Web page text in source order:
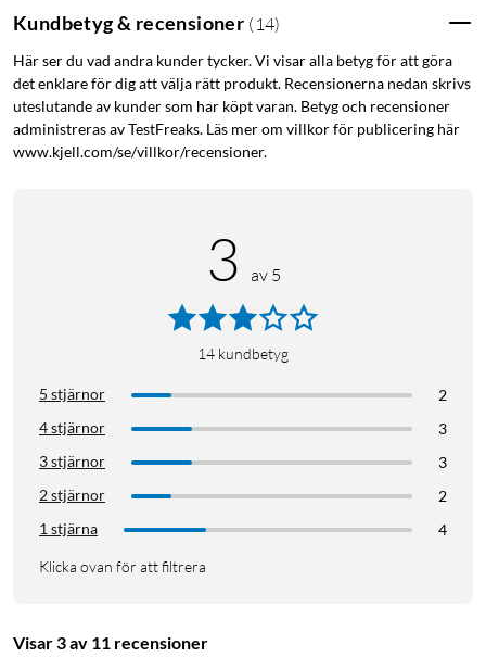
Laddbar sändare och mottagare
Lång driftstid på upp till 5 timmar efter två timmars
laddning
På/av-knapp, klämma och vindskydd
Större frihet utan sladd
upp till 10 meter ifrån varandra vilket ger dig eller din
intervjuperson större rörelsefrihet. Mikrofonen har stöd för
automatisk parkoppling så att anslutningen till mobilen,
surfplattan eller datorn kan ske så snabbt och enkelt som
Klart ljud fritt från störningar
mikrofon fångar den upp ljud från alla riktningar runt om sig
med hög klarhet och detaljrikedom. Den hoppar också mellan
olika frekvenser för att undvika störningar från andra trådlösa
när du använder mikrofonen utomhus en blåsig dag och för
Kundbetyg & recensioner ( 14)
Här ser du vad andra kunder tycker. Vi visar alla betyg för att göra
det enklare för dig att välja rätt produkt. Recensionerna nedan skrivs
uteslutande av kunder som har köpt varan. Betyg och recensioner
administreras av TestFreaks. Läs mer om villkor för publicering här
www.kjell.com/se/villkor/recensioner.
3 av 5
14 kundbetyg
5 stjärnor
2
4 stjärnor
3
3 stjärnor
3
2 stjärnor
2
1 stjärna
4
Klicka ovan för att filtrera
Visar 3 av 11 recensioner